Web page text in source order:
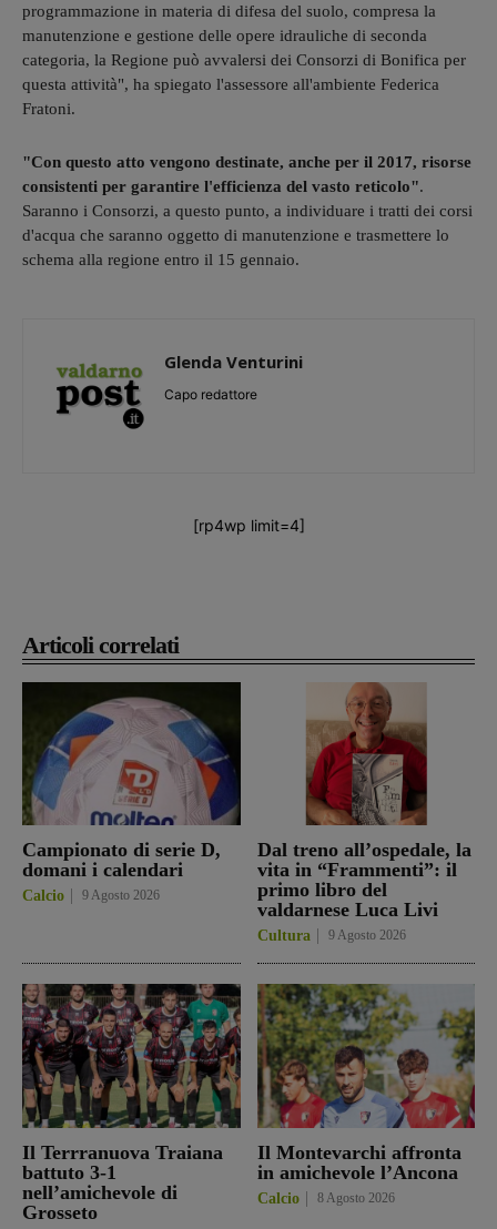
Articoli correlati
Campionato di serie D,
domani i calendari
Calcio 9 Agosto 2026
Dal treno all’ospedale, la
vita in “Frammenti”: il
primo libro del
valdarnese Luca Livi
Cultura 9 Agosto 2026
Il Terrranuova Traiana
battuto 3-1
nell’amichevole di
Grosseto
Il Montevarchi affronta
in amichevole l’Ancona
Calcio 8 Agosto 2026
programmazione in materia di difesa del suolo, compresa la
manutenzione e gestione delle opere idrauliche di seconda
categoria, la Regione può avvalersi dei Consorzi di Bonifica per
questa attività", ha spiegato l'assessore all'ambiente Federica
Fratoni.
"Con questo atto vengono destinate, anche per il 2017, risorse
consistenti per garantire l'efficienza del vasto reticolo".
Saranno i Consorzi, a questo punto, a individuare i tratti dei corsi
d'acqua che saranno oggetto di manutenzione e trasmettere lo
schema alla regione entro il 15 gennaio.
Glenda Venturini
Capo redattore
[rp4wp limit=4]